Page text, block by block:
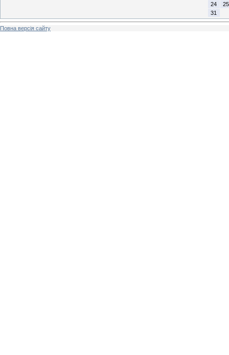
24
25
31
Повна версія сайту